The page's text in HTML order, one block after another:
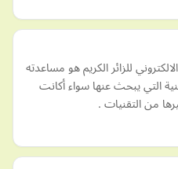
للزائر الكريم هو مساعدته
التي يبحث عنها سواء أكانت
من التقنيات .